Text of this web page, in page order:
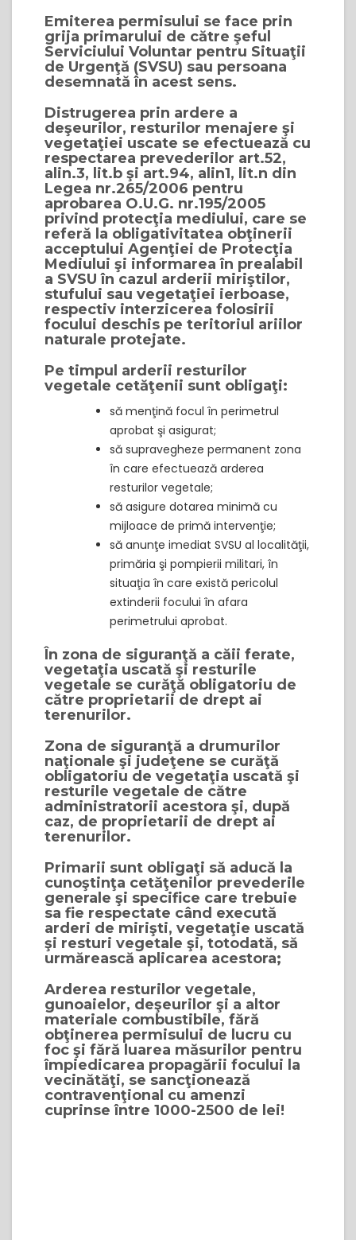
Emiterea permisului se face prin
grija primarului de către şeful
Serviciului Voluntar pentru Situaţii
de Urgenţă (SVSU) sau persoana
desemnată în acest sens.
Distrugerea prin ardere a
deşeurilor, resturilor menajere şi
vegetaţiei uscate se efectuează cu
respectarea prevederilor art.52,
alin.3, lit.b şi art.94, alin1, lit.n din
Legea nr.265/2006 pentru
aprobarea O.U.G. nr.195/2005
privind protecţia mediului, care se
referă la obligativitatea obţinerii
acceptului Agenţiei de Protecţia
Mediului şi informarea în prealabil
a SVSU în cazul arderii miriştilor,
stufului sau vegetaţiei ierboase,
respectiv interzicerea folosirii
focului deschis pe teritoriul ariilor
naturale protejate.
Pe timpul arderii resturilor
vegetale cetăţenii sunt obligaţi:
să menţină focul în perimetrul
aprobat şi asigurat;
să supravegheze permanent zona
în care efectuează arderea
resturilor vegetale;
să asigure dotarea minimă cu
mijloace de primă intervenţie;
să anunţe imediat SVSU al localităţii,
primăria şi pompierii militari, în
situaţia în care există pericolul
extinderii focului în afara
perimetrului aprobat.
În zona de siguranţă a căii ferate,
vegetaţia uscată şi resturile
vegetale se curăţă obligatoriu de
către proprietarii de drept ai
terenurilor.
Zona de siguranţă a drumurilor
naţionale şi judeţene se curăţă
obligatoriu de vegetaţia uscată şi
resturile vegetale de către
administratorii acestora şi, după
caz, de proprietarii de drept ai
terenurilor.
Primarii sunt obligaţi să aducă la
cunoştinţa cetăţenilor prevederile
generale şi specifice care trebuie
sa fie respectate când execută
arderi de mirişti, vegetaţie uscată
şi resturi vegetale şi, totodată, să
urmărească aplicarea acestora;
Arderea resturilor vegetale,
gunoaielor, deşeurilor şi a altor
materiale combustibile, fără
obţinerea permisului de lucru cu
foc şi fără luarea măsurilor pentru
împiedicarea propagării focului la
vecinătăţi, se sancţionează
contravenţional cu amenzi
cuprinse între 1000-2500 de lei!